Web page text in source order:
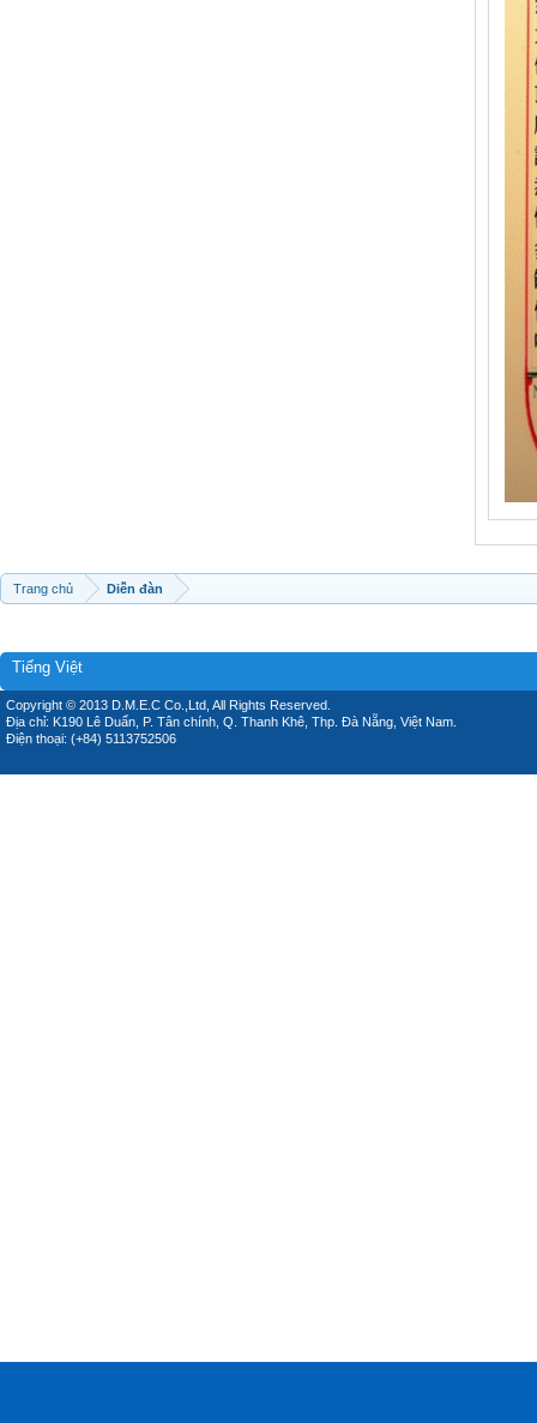
Trang chủ Diễn đàn
Tiếng Việt
Copyright © 2013 D.M.E.C Co.,Ltd, All Rights Reserved.
Địa chỉ: K190 Lê Duẩn, P. Tân chính, Q. Thanh Khê, Thp. Đà Nẵng, Việt Nam.
Điện thoại: (+84) 5113752506